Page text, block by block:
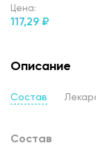
Цена:
117,29 ₽
123,30 ₽
Описание
Состав
Состав